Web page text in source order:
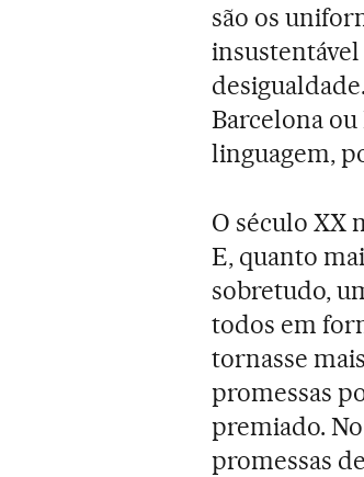
são os
Barcelona ou
linguagem,
O século XX
E, quanto
sobretudo,
todos em
tornasse
promessas
premiado.
promessas